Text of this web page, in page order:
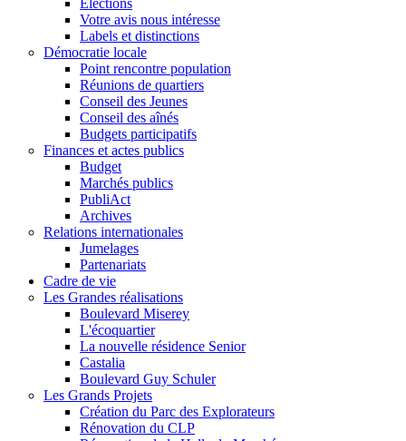
Elections
Votre avis nous intéresse
Labels et distinctions
Démocratie locale
Point rencontre population
Réunions de quartiers
Conseil des Jeunes
Conseil des aînés
Budgets participatifs
Finances et actes publics
Budget
Marchés publics
PubliAct
Archives
Relations internationales
Jumelages
Partenariats
Cadre de vie
Les Grandes réalisations
Boulevard Miserey
L'écoquartier
La nouvelle résidence Senior
Castalia
Boulevard Guy Schuler
Les Grands Projets
Création du Parc des Explorateurs
Rénovation du CLP